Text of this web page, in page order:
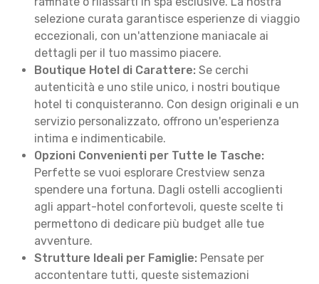
selezione curata garantisce esperienze di viaggio
eccezionali, con un'attenzione maniacale ai
dettagli per il tuo massimo piacere.
Boutique Hotel di Carattere: Se cerchi
autenticità e uno stile unico, i nostri boutique
hotel ti conquisteranno. Con design originali e un
servizio personalizzato, offrono un'esperienza
intima e indimenticabile.
Opzioni Convenienti per Tutte le Tasche:
Perfette se vuoi esplorare Crestview senza
spendere una fortuna. Dagli ostelli accoglienti
agli appart-hotel confortevoli, queste scelte ti
permettono di dedicare più budget alle tue
avventure.
Strutture Ideali per Famiglie: Pensate per
accontentare tutti, queste sistemazioni